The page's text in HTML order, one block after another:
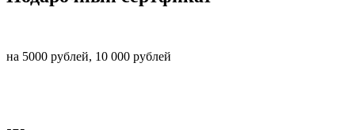
на 5000 рублей, 10 000 рублей